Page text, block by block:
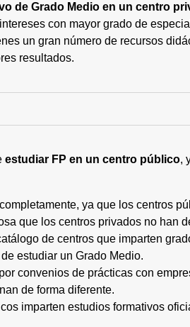
de Grado Medio en un centro
con mayor grado de
un gran número de recursos
resultados.
estudiar FP en un centro público,
ya que los centros
que los centros privados no han
de centros que imparten
estudiar un Grado Medio.
convenios de prácticas con
de forma diferente.
imparten estudios formativos